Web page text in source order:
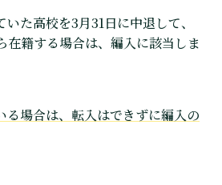
た高校を3月31日に中退して、
在籍する場合は、編入に該当しま
る場合は、転入はできずに編入の